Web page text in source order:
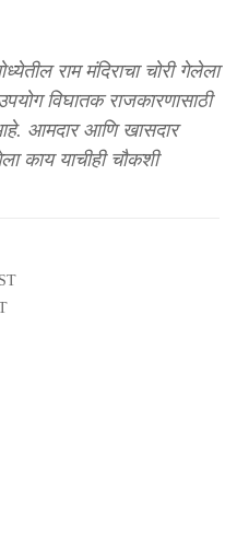
राम मंदिराचा चोरी गेलेला
विघातक राजकारणासाठी
आमदार आणि खासदार
काय याचीही चौकशी